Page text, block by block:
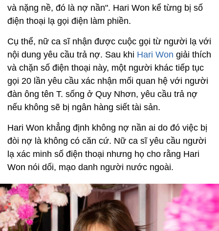
và nặng nề, đó là nợ nần". Hari Won kể từng bị số
điện thoại lạ gọi điện làm phiền.
Cụ thể, nữ ca sĩ nhận được cuộc gọi từ người lạ với
nội dung yêu cầu trả nợ. Sau khi Hari Won giải thích
và chặn số điện thoại này, một người khác tiếp tục
gọi 20 lần yêu cầu xác nhận mối quan hệ với người
đàn ông tên T. sống ở Quy Nhơn, yêu cầu trả nợ
nếu không sẽ bị ngân hàng siết tài sản.
Hari Won khẳng định không nợ nần ai do đó việc bị
đòi nợ là không có căn cứ. Nữ ca sĩ yêu cầu người
lạ xác minh số điện thoại nhưng họ cho rằng Hari
Won nói dối, mạo danh người nước ngoài.